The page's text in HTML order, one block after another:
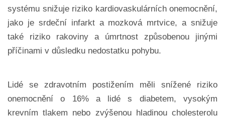
systému snižuje riziko kardiovaskulárních onemocnění,
jako je srdeční infarkt a mozková mrtvice, a snižuje
také riziko rakoviny a úmrtnost způsobenou jinými
příčinami v důsledku nedostatku pohybu.
Lidé se zdravotním postižením měli snížené riziko
onemocnění o 16% a lidé s diabetem, vysokým
krevním tlakem nebo zvýšenou hladinou cholesterolu